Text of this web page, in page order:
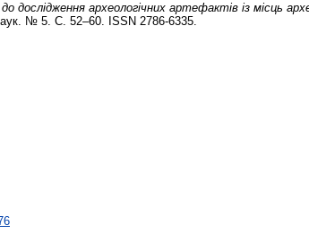
до дослідження археологічних артефактів із місць
№ 5. С. 52–60. ISSN 2786-6335.